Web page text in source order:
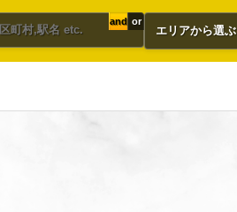
and or
エリアから選ぶ